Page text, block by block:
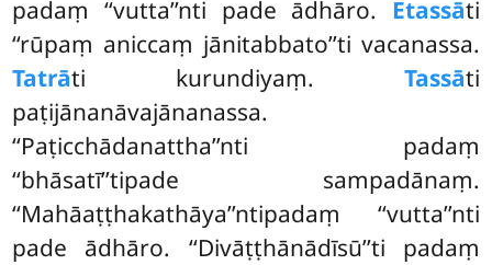
padaṃ ‘‘vutta’’nti pade ādhāro. Etassāti
‘‘rūpaṃ aniccaṃ jānitabbato’’ti vacanassa.
Tatrāti kurundiyaṃ. Tassāti
paṭijānanāvajānanassa.
‘‘Paṭicchādanattha’’nti padaṃ
‘‘bhāsatī’’tipade sampadānaṃ.
‘‘Mahāaṭṭhakathāya’’ntipadaṃ ‘‘vutta’’nti
pade ādhāro. ‘‘Divāṭṭhānādīsū’’ti padaṃ